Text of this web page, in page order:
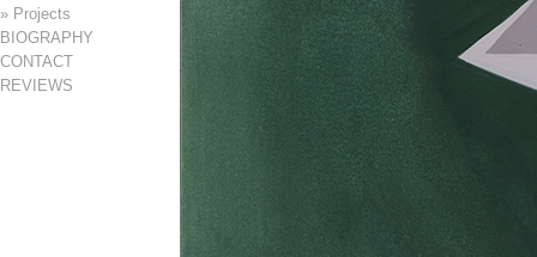
» Projects
BIOGRAPHY
CONTACT
REVIEWS